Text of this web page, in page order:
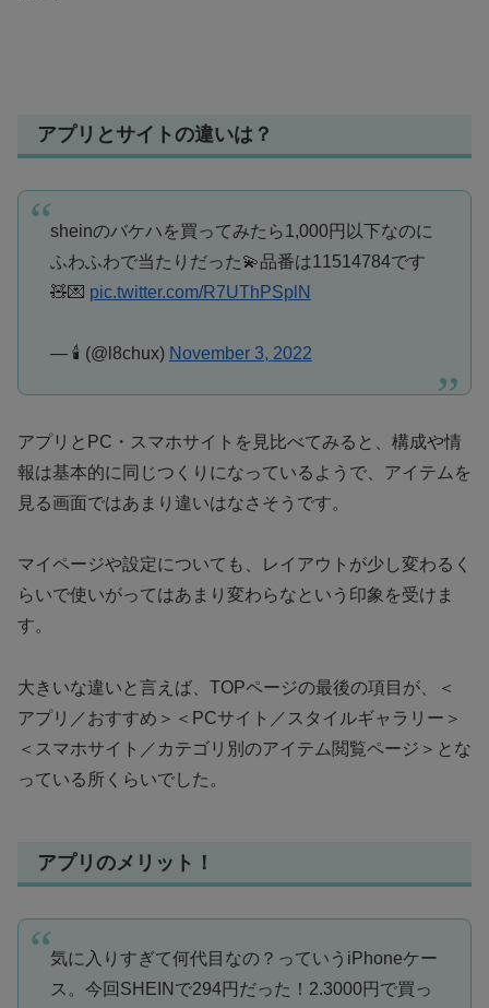
アプリとサイトの違いは？
sheinのバケハを買ってみたら1,000円以下なのに
ふわふわで当たりだった💫品番は11514784です
🧸💌 pic.twitter.com/R7UThPSplN
— 🕯 (@l8chux) November 3, 2022
アプリとPC・スマホサイトを見比べてみると、構成や情
報は基本的に同じつくりになっているようで、アイテムを
見る画面ではあまり違いはなさそうです。
マイページや設定についても、レイアウトが少し変わるく
らいで使いがってはあまり変わらなという印象を受けま
す。
大きいな違いと言えば、TOPページの最後の項目が、＜
アプリ／おすすめ＞＜PCサイト／スタイルギャラリー＞
＜スマホサイト／カテゴリ別のアイテム閲覧ページ＞とな
っている所くらいでした。
アプリのメリット！
気に入りすぎて何代目なの？っていうiPhoneケー
ス。今回SHEINで294円だった！2.3000円で買っ